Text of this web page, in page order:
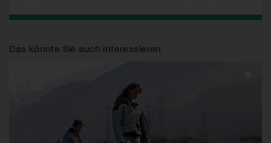
Das könnte Sie auch interessieren